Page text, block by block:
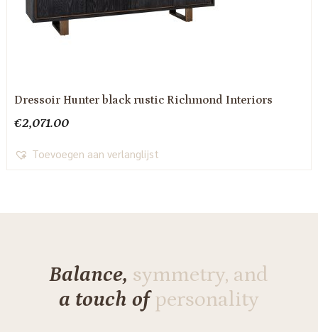
Dressoir Hunter black rustic Richmond Interiors
€2,071.00
Toevoegen aan verlanglijst
Balance, symmetry, and
a touch ofpersonality